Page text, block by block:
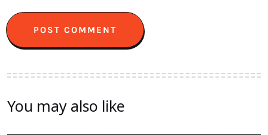
You may also like